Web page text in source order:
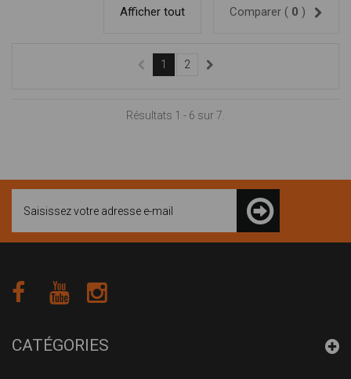
Comparer ( 0 )
Afficher tout
1 2
Résultats 1 - 6 sur 7.
CATÉGORIES